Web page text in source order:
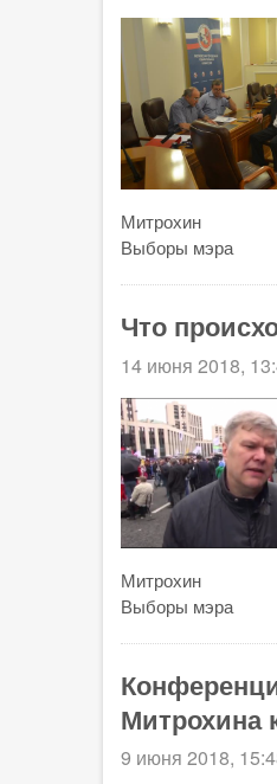
Митрохин
Выборы мэра
Что
14 июня 2018,
Митрохин
Выборы мэра
Митрохина
9 июня 2018,